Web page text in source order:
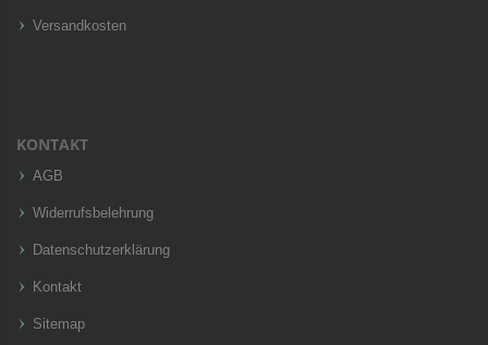
Versandkosten
KONTAKT
AGB
Widerrufsbelehrung
Datenschutzerklärung
Kontakt
Sitemap